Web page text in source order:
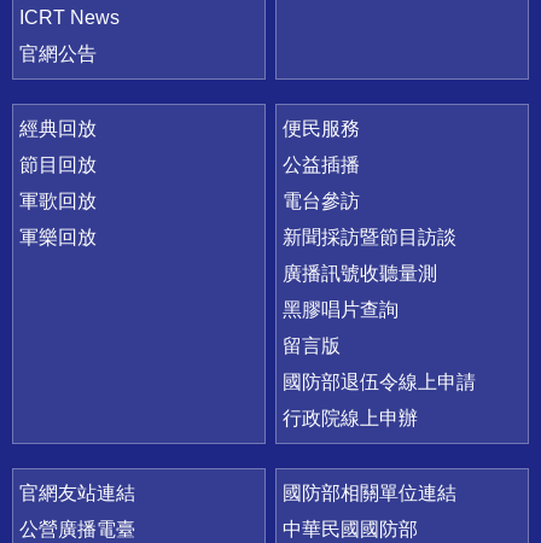
ICRT News
官網公告
經典回放
節目回放
軍歌回放
軍樂回放
便民服務
公益插播
電台參訪
新聞採訪暨節目訪談
廣播訊號收聽量測
黑膠唱片查詢
留言版
國防部退伍令線上申請
行政院線上申辦
官網友站連結
公營廣播電臺
國防部相關單位連結
中華民國國防部